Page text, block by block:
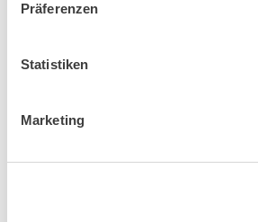
Präferenzen
Statistiken
Marketing